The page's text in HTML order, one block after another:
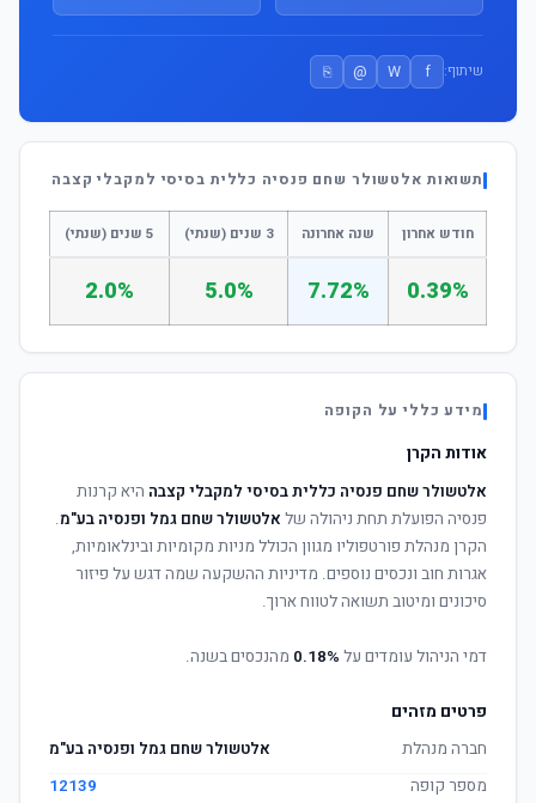
שיתוף: f
W
@
⎘
תשואות אלטשולר שחם פנסיה כללית בסיסי למקבלי קצבה
חודש אחרון שנה אחרונה 3 שנים (שנתי) 5 שנים (שנתי)
0.39%
7.72%
5.0%
2.0%
מידע כללי על הקופה
אודות הקרן
אלטשולר שחם פנסיה כללית בסיסי למקבלי קצבה היא קרנות
פנסיה הפועלת תחת ניהולה של אלטשולר שחם גמל ופנסיה בע"מ.
הקרן מנהלת פורטפוליו מגוון הכולל מניות מקומיות ובינלאומיות,
אגרות חוב ונכסים נוספים. מדיניות ההשקעה שמה דגש על פיזור
סיכונים ומיטוב תשואה לטווח ארוך.
דמי הניהול עומדים על 0.18% מהנכסים בשנה.
פרטים מזהים
חברה מנהלת
אלטשולר שחם גמל ופנסיה בע"מ
מספר קופה
12139